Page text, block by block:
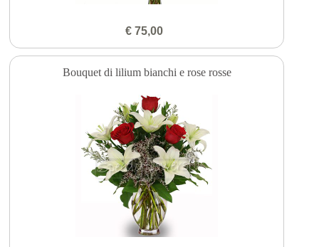
€ 75,00
Bouquet di lilium bianchi e rose rosse